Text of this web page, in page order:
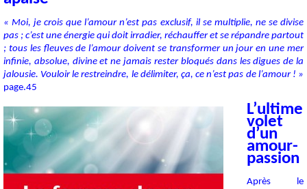
« Moi, je crois que l’amour n’est pas exclusif, il se multiplie, ne se divise
pas ; c’est une énergie qui doit irradier, réchauffer et se répandre partout
; tous les fleuves de l’amour doivent se transformer un jour en une mer
infinie, absolue, divine et ne jamais rester bloqués dans les digues de la
jalousie. Vouloir le restreindre, le délimiter, ça, ce n’est pas de l’amour ! »
page.45
L’ultime
volet
d’un
amour-
passion
Après le